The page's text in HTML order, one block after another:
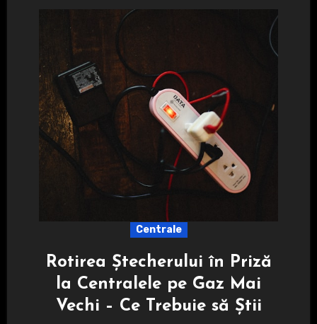
Centrale
Rotirea Ștecherului în Priză
la Centralele pe Gaz Mai
Vechi – Ce Trebuie să Știi